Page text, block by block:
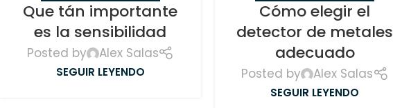
Que tán importante
es la sensibilidad
Posted by Alex Salas
SEGUIR LEYENDO
Cómo elegir el
detector de metales
adecuado
Posted by Alex Salas
SEGUIR LEYENDO